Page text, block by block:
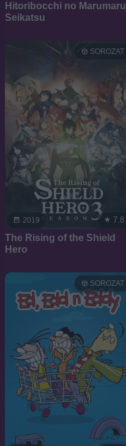
Hitoribocchi no Marumaru
Seikatsu
2019
SOROZAT
7.8
The Rising of the Shield
Hero
SOROZAT